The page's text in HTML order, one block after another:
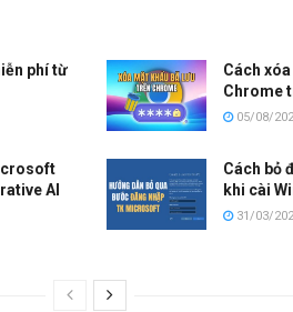
phí từ
Cách
Chrome
05/08/
AI
Cách bỏ
khi cài
31/03/